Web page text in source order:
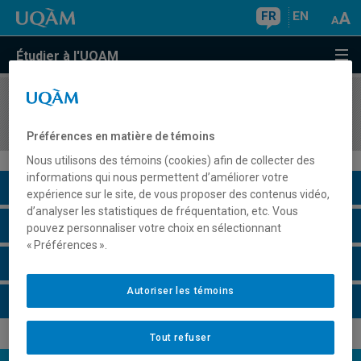
FR EN
Étudier à l'UQAM
COURS//
Description du cours
Horaire - Été 2026
Préférences en matière de témoins
Nous utilisons des témoins (cookies) afin de collecter des
informations qui nous permettent d’améliorer votre
expérience sur le site, de vous proposer des contenus vidéo,
d’analyser les statistiques de fréquentation, etc. Vous
pouvez personnaliser votre choix en sélectionnant
« Préférences ».
Tout refuser
Autoriser les témoins